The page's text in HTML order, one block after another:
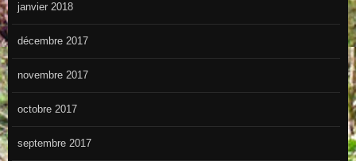
janvier 2018
décembre 2017
novembre 2017
octobre 2017
septembre 2017